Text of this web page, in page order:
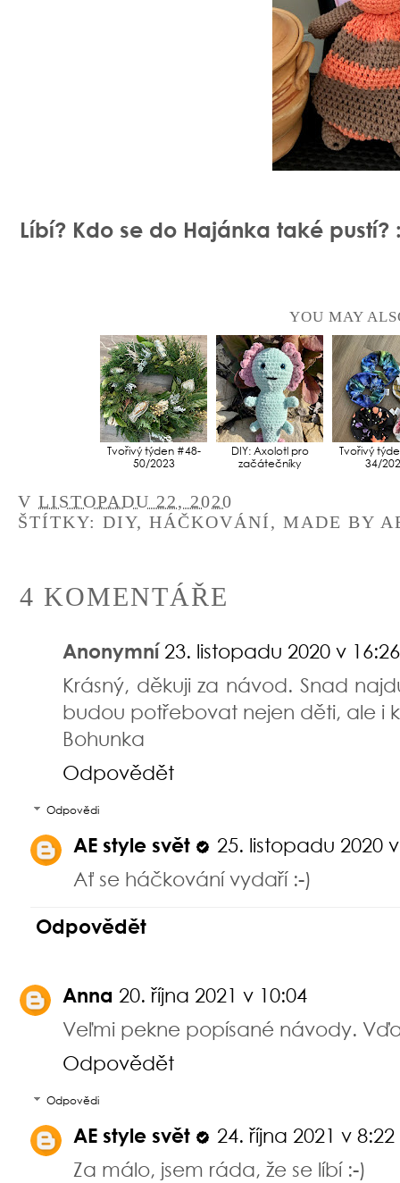
Líbí? Kdo se do Hajánka také
YOU MAY
Tvořivý týden #48-
50/2023
DIY: Axolotl pro
začátečníky
Tvořivý
34/
V LISTOPADU 22, 2020
ŠTÍTKY: DIY, HÁČKOVÁNÍ, MADE BY
4 KOMENTÁŘE
Anonymní 23. listopadu 2020 v 16:26
Krásný, děkuji za návod. Snad
budou potřebovat nejen děti, ale
Bohunka
Odpovědět
Odpovědi
AE style svět
25. listopadu 2020
Ať se háčkování vydaří :-)
Odpovědět
Anna 20. října 2021 v 10:04
Veľmi pekne popísané návody.
Odpovědět
Odpovědi
AE style svět
24. října 2021 v 8:22
Za málo, jsem ráda, že se líbí :-)